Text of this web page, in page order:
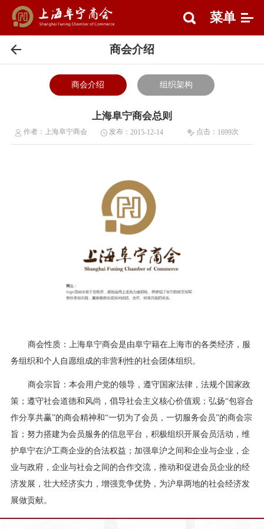
菜单
商会介绍
商会介绍 组织架构
上海阜宁商会总则
作者： 上海阜宁商会 发布： 2015-12-14 点击： 1699次
商会性质：上海阜宁商会是由阜宁籍在上海市的各类经济，服
务组织和个人自愿组成的非营利性的社会团体组织。
商会宗旨：本会用户党的领导，遵守国家法律，法规个国家政
策；遵守社会道德和风尚，倡导社会主义核心价值观；弘扬“包容合
作分享共赢”的商会精神和“一切为了会员，一切服务会员”的商会宗
旨；努力搭建为会员服务的信息平台，积极组织开展会员活动，维
护阜宁在沪工商企业的合法权益；加强阜沪之间和企业与企业，企
业与政府，企业与社会之间的合作交流，推动和促进会员企业的经
济发展，壮大经济实力，增强竞争优势，为沪阜两地的社会经济发
展做贡献。